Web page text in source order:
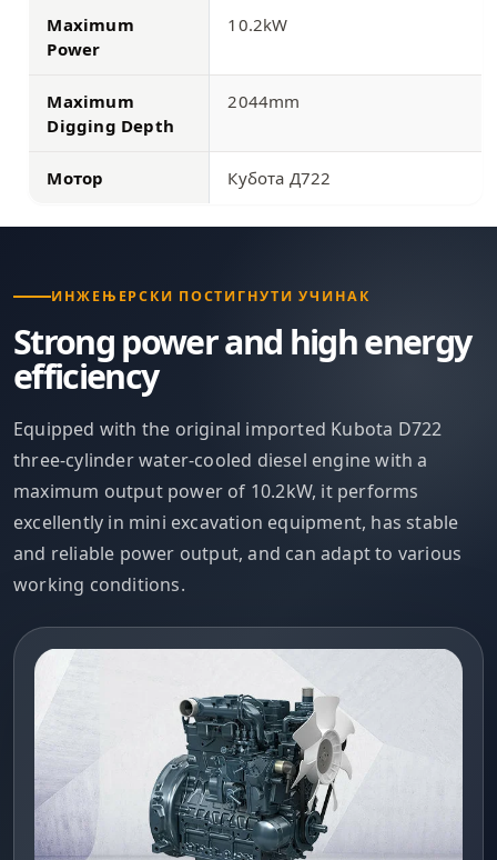
Maximum
Power
10.2kW
Maximum
Digging Depth
2044mm
Мотор Кубота Д722
ИНЖЕЊЕРСКИ ПОСТИГНУТИ УЧИНАК
Strong power and high energy
efficiency
Equipped with the original imported Kubota D722
three-cylinder water-cooled diesel engine with a
maximum output power of 10.2kW, it performs
excellently in mini excavation equipment, has stable
and reliable power output, and can adapt to various
working conditions.